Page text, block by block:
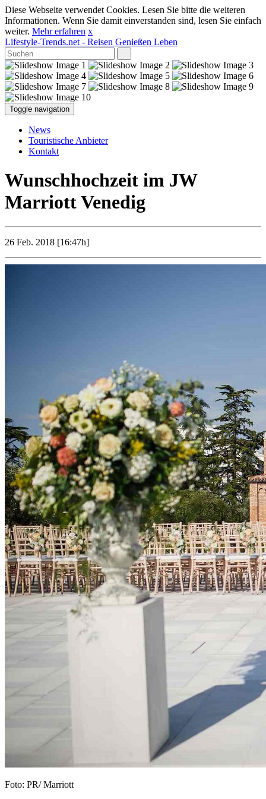
Diese Webseite verwendet Cookies. Lesen Sie bitte die weiteren
Informationen. Wenn Sie damit einverstanden sind, lesen Sie einfach
weiter. Mehr erfahren x
Lifestyle-Trends.net - Reisen Genießen Leben
Toggle navigation
News
Touristische Anbieter
Kontakt
Wunschhochzeit im JW
Marriott Venedig
26 Feb. 2018 [16:47h]
Foto: PR/ Marriott